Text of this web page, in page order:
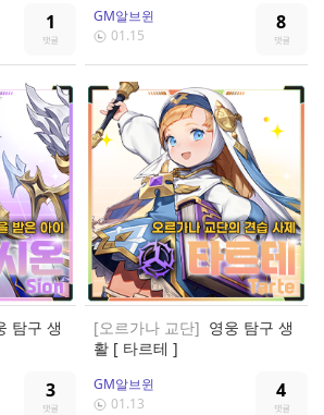
1 8
GM알브윈
01.15
탐구 생
3
[오르가나 교단] 영웅 탐구 생
활 [ 타르테 ]
4
GM알브윈
01.13